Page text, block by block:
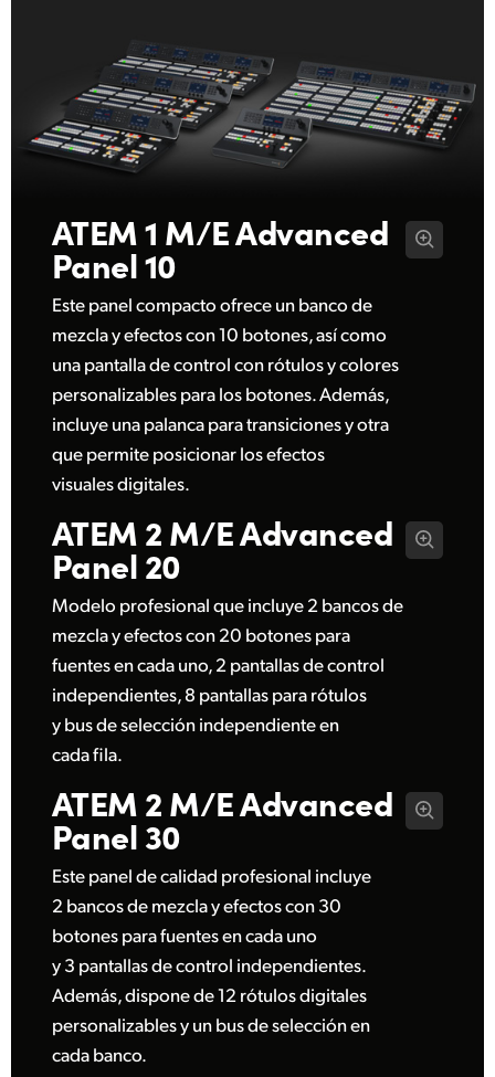
Singapore
South Africa
Sweden
Turkey
UAE
Ukraine
United Kingdom
United States
ATEM 1 M/EAdvanced
Panel 10
Este panel compacto ofrece un banco de
mezcla y efectos con 10 botones, así como
una pantalla de control con rótulos y colores
personalizables para los botones. Además,
incluye una palanca para transiciones y otra
que permite posicionar los efectos
visuales digitales.
ATEM 2 M/EAdvanced
Panel 20
Modelo profesional que incluye 2 bancos de
mezcla y efectos con 20 botones para
fuentes en cada uno, 2 pantallas de control
independientes, 8 pantallas para rótulos
y bus de selección independiente en
cada fila.
ATEM 2 M/EAdvanced
Panel 30
Este panel de calidad profesional incluye
2 bancos de mezcla y efectos con 30
botones para fuentes en cada uno
y 3 pantallas de control independientes.
Además, dispone de 12 rótulos digitales
personalizables y un bus de selección en
cada banco.